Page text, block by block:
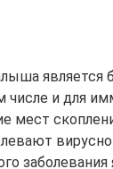
является
и для
мест